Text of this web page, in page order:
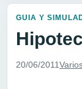
GUIA Y
20/06/2011